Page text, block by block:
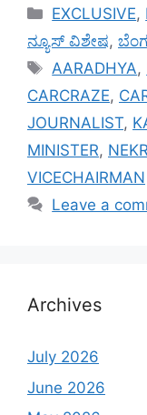
Categories
EXCLUSIVE,
ನ್ಯೂಸ್ ವಿಶೇಷ,
Tags
AARADHYA,
CARCRAZE,
JOURNALIST,
MINISTER,
VICECHAIRMAN
Leave a
Archives
July 2026
June 2026